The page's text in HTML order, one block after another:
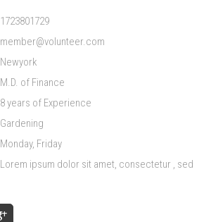
1723801729
member@volunteer.com
Newyork
M.D. of Finance
8 years of Experience
Gardening
Monday, Friday
Lorem ipsum dolor sit amet, consectetur , sed